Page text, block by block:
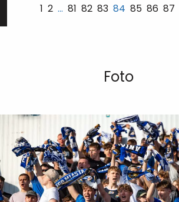
1 2 … 81 82 83 84 85 86 87
Foto